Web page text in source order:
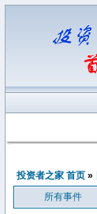
投资者之家 首页 »
所有事件